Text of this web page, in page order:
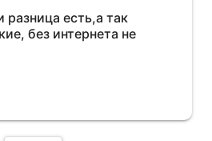
есть,а так
без интернета не